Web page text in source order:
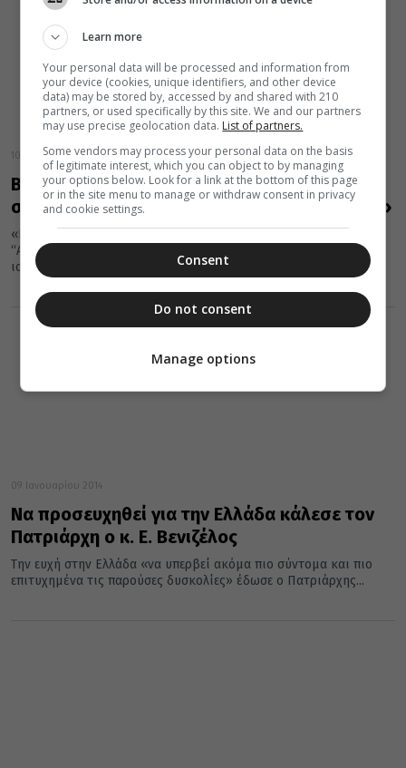
10 Μαρτίου 2014
Βενιζέλος: Χαιρετίζουμε την απόφαση
σύγκλησης της «Αγίας και Μεγάλης Συνόδου»
«Η Ελληνική Κυβέρνηση χαιρετίζει την απόφαση σύγκλησης της
“Αγίας και Μεγάλης Συνόδου” το 2016 και παρακολουθεί με
ισχυρό ενδιαφέρον...
09 Ιανουαρίου 2014
Να προσευχηθεί για την Ελλάδα κάλεσε τον
Πατριάρχη ο κ. Ε. Βενιζέλος
Την ευχή στην Ελλάδα «να υπερβεί ακόμα πιο σύντομα και πιο
επιτυχημένα τις παρούσες δυσκολίες» έδωσε ο Πατριάρχης...
Learn more
Your personal data will be processed and information from
your device (cookies, unique identifiers, and other device
data) may be stored by, accessed by and shared with 210
partners, or used specifically by this site. We and our partners
may use precise geolocation data. List of partners.
Some vendors may process your personal data on the basis
of legitimate interest, which you can object to by managing
your options below. Look for a link at the bottom of this page
or in the site menu to manage or withdraw consent in privacy
and cookie settings.
Consent
Do not consent
Manage options